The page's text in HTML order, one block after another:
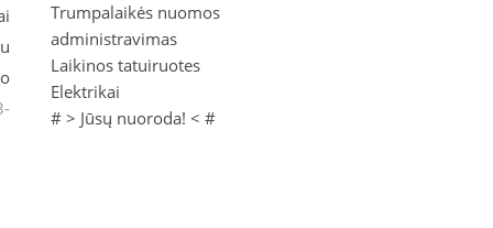
Trumpalaikės nuomos
administravimas
Laikinos tatuiruotes
Elektrikai
# > Jūsų nuoroda! < #